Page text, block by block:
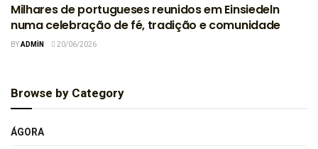
Milhares de portugueses reunidos em Einsiedeln
numa celebração de fé, tradição e comunidade
BYADMIN 20/06/2026
Browse by Category
ÁGORA